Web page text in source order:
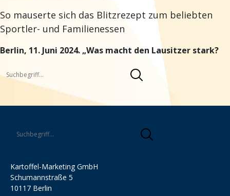
So mauserte sich das Blitzrezept zum beliebten
Sportler- und Familienessen
Berlin, 11. Juni 2024. „Was macht den Lausitzer stark?
Kartoffel-Marketing GmbH
Schumannstraße 5
10117 Berlin